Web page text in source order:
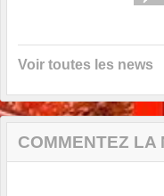
Voir toutes les news
COMMENTEZ LA